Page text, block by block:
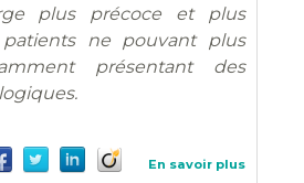
plus précoce et plus
ne pouvant plus
présentant des
En savoir plus